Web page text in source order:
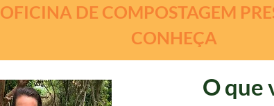
OFICINA DE COMPOSTAGEM
CONHEÇA
O que